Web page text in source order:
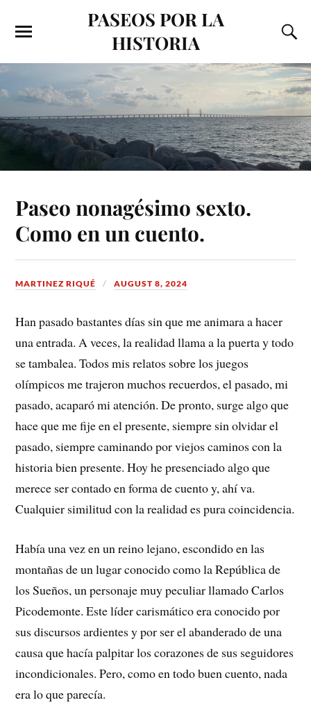
PASEOS POR LA
HISTORIA
Paseo nonagésimo sexto.
Como en un cuento.
MARTINEZ RIQUÉ AUGUST 8, 2024
Han pasado bastantes días sin que me animara a hacer
una entrada. A veces, la realidad llama a la puerta y todo
se tambalea. Todos mis relatos sobre los juegos
olímpicos me trajeron muchos recuerdos, el pasado, mi
pasado, acaparó mi atención. De pronto, surge algo que
hace que me fije en el presente, siempre sin olvidar el
pasado, siempre caminando por viejos caminos con la
historia bien presente. Hoy he presenciado algo que
merece ser contado en forma de cuento y, ahí va.
Cualquier similitud con la realidad es pura coincidencia.
Había una vez en un reino lejano, escondido en las
montañas de un lugar conocido como la República de
los Sueños, un personaje muy peculiar llamado Carlos
Picodemonte. Este líder carismático era conocido por
sus discursos ardientes y por ser el abanderado de una
causa que hacía palpitar los corazones de sus seguidores
incondicionales. Pero, como en todo buen cuento, nada
era lo que parecía.